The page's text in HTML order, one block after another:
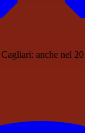
anche nel